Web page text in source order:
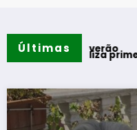
Últimas
do verão
realiza primeira